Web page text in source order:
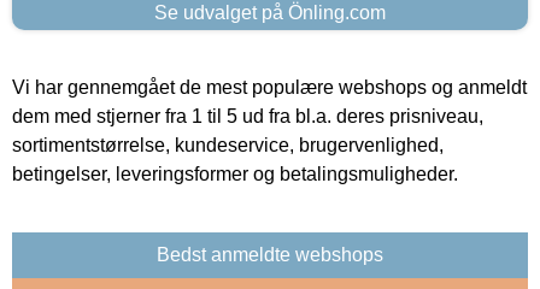
Se udvalget på Önling.com
Vi har gennemgået de mest populære webshops og anmeldt
dem med stjerner fra 1 til 5 ud fra bl.a. deres prisniveau,
sortimentstørrelse, kundeservice, brugervenlighed,
betingelser, leveringsformer og betalingsmuligheder.
Bedst anmeldte webshops